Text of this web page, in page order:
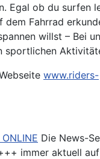
Egal ob du surfen
dem Fahrrad
willst – Bei
sportlichen
www.riders-
Die News-
immer aktuell